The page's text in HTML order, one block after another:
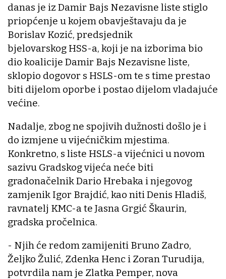
danas je iz Damir Bajs Nezavisne liste stiglo
priopćenje u kojem obavještavaju da je
Borislav Kozić, predsjednik
bjelovarskog HSS-a, koji je na izborima bio
dio koalicije Damir Bajs Nezavisne liste,
sklopio dogovor s HSLS-om te s time prestao
biti dijelom oporbe i postao dijelom vladajuće
većine.
Nadalje, zbog ne spojivih dužnosti došlo je i
do izmjene u vijećničkim mjestima.
Konkretno, s liste HSLS-a vijećnici u novom
sazivu Gradskog vijeća neće biti
gradonačelnik Dario Hrebaka i njegovog
zamjenik Igor Brajdić, kao niti Denis Hladiš,
ravnatelj KMC-a te Jasna Grgić Škaurin,
gradska pročelnica.
- Njih će redom zamijeniti Bruno Zadro,
Željko Žulić, Zdenka Henc i Zoran Turudija,
potvrdila nam je Zlatka Pemper, nova